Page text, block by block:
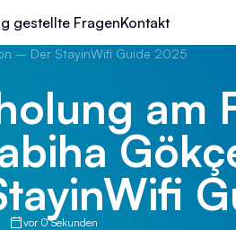
gestellte FragenKontakt
– Der StayinWifi Guide 2025
am
vor 0 Sekunden